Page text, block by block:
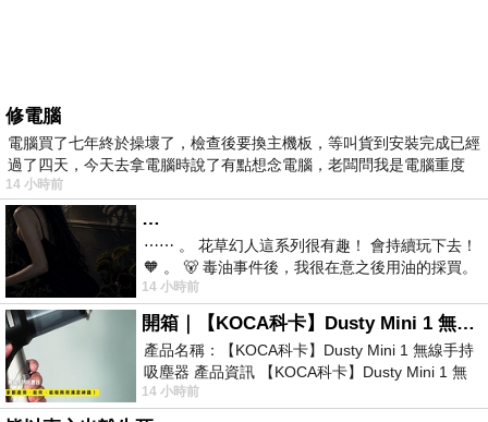
修電腦
電腦買了七年終於操壞了，檢查後要換主機板，等叫貨到安裝完成已經
過了四天，今天去拿電腦時說了有點想念電腦，老闆問我是電腦重度
14 小時前
…
⋯⋯ 。 花草幻人這系列很有趣！ 會持續玩下去！
🧡 。 🐻 毒油事件後，我很在意之後用油的採買。
前天購買了我之前就很愛
14 小時前
開箱｜【KOCA科卡】Dusty Mini 1 無線手持吸塵器
產品名稱：【KOCA科卡】Dusty Mini 1 無線手持
吸塵器 產品資訊 【KOCA科卡】Dusty Mini 1 無
線手持吸塵器評語： 能吸、能吹兼具兩
14 小時前